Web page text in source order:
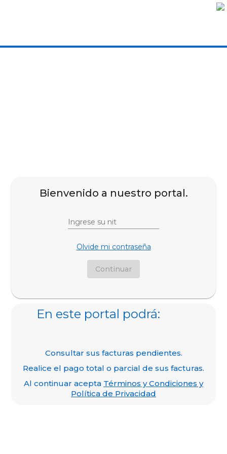
Bienvenido a nuestro portal.
Ingrese su nit
Olvide mi contraseña
Continuar
En este portal podrá:
Consultar sus facturas pendientes.
Realice el pago total o parcial de sus facturas.
Al continuar acepta Términos y Condiciones y
Política de Privacidad